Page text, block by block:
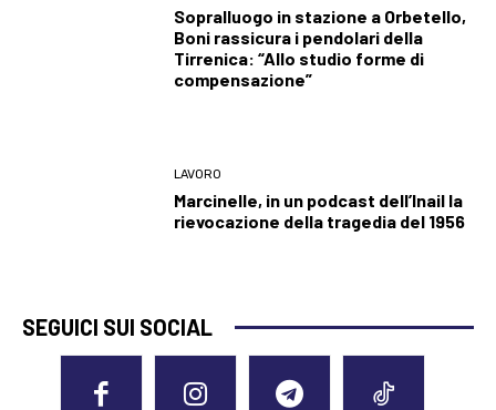
Sopralluogo in stazione a Orbetello,
Boni rassicura i pendolari della
Tirrenica: “Allo studio forme di
compensazione”
LAVORO
Marcinelle, in un podcast dell’Inail la
rievocazione della tragedia del 1956
SEGUICI SUI SOCIAL